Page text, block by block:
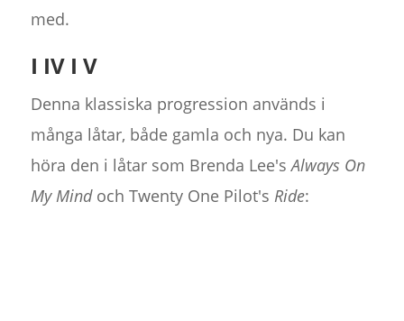
med.
I IV I V
Denna klassiska progression används i
många låtar, både gamla och nya. Du kan
höra den i låtar som Brenda Lee'sAlways On
My Mindoch Twenty One Pilot's Ride: